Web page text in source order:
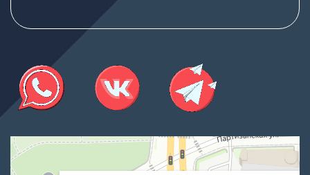
Thermex Store
Котлы и котельное оборудование в Санкт‑Петербурге
Водонагреватели в Санкт‑Петербурге